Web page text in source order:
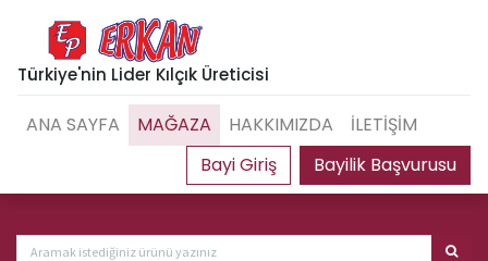
Türkiye'nin Lider Kılçık Üreticisi
Bayilik Başvurusu
ANA SAYFA MAĞAZA HAKKIMIZDA İLETİŞİM